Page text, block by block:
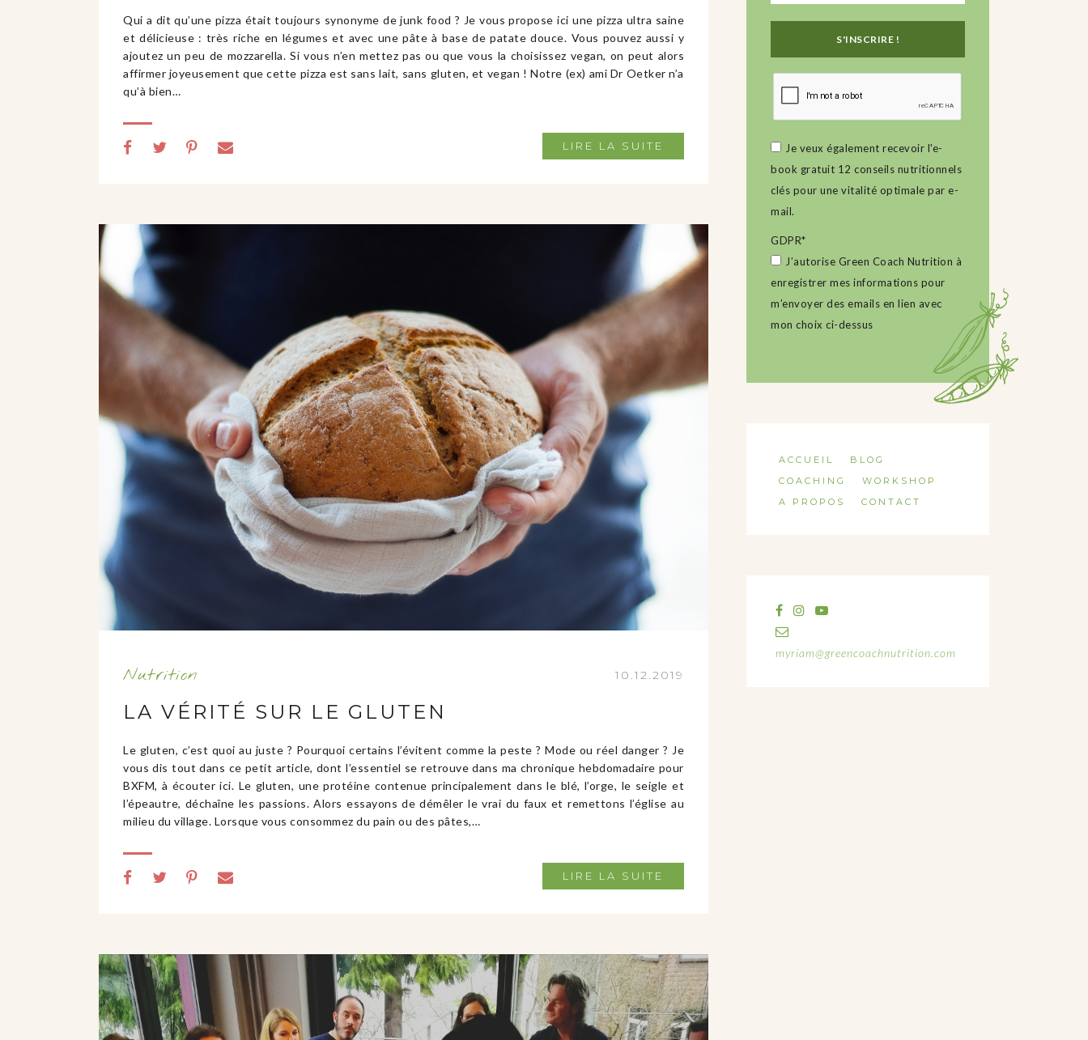
Qui a dit qu’une pizza était toujours synonyme de junk food ? Je vous propose ici une pizza ultra saine
et délicieuse : très riche en légumes et avec une pâte à base de patate douce. Vous pouvez aussi y
ajoutez un peu de mozzarella. Si vous n’en mettez pas ou que vous la choisissez vegan, on peut alors
affirmer joyeusement que cette pizza est sans lait, sans gluten, et vegan ! Notre (ex) ami Dr Oetker n’a
qu’à bien…
LIRE LA SUITE
Nutrition 10.12.2019
LA VÉRITÉ SUR LE GLUTEN
Le gluten, c’est quoi au juste ? Pourquoi certains l’évitent comme la peste ? Mode ou réel danger ? Je
vous dis tout dans ce petit article, dont l’essentiel se retrouve dans ma chronique hebdomadaire pour
BXFM, à écouter ici. Le gluten, une protéine contenue principalement dans le blé, l’orge, le seigle et
l’épeautre, déchaîne les passions. Alors essayons de démêler le vrai du faux et remettons l’église au
milieu du village. Lorsque vous consommez du pain ou des pâtes,…
LIRE LA SUITE
Je veux également recevoir l'e-
book gratuit 12 conseils nutritionnels
clés pour une vitalité optimale par e-
mail.
GDPR*
J’autorise Green Coach Nutrition à
enregistrer mes informations pour
m’envoyer des emails en lien avec
mon choix ci-dessus
ACCUEIL
BLOG
COACHING
WORKSHOP
A PROPOS
CONTACT
myriam@greencoachnutrition.com